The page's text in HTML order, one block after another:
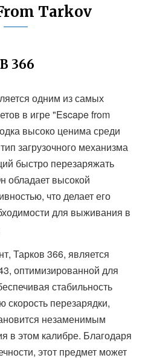
Tarkov
366
одним из самых
в игре "Escape from
высоко ценима среди
загрузочного механизма
быстро перезаряжать
обладает высокой
что делает его
для выживания в
Тарков 366, является
оптимизированной для
стабильность
перезарядки,
незаменимым
в этом калибре. Благодаря
этот предмет может